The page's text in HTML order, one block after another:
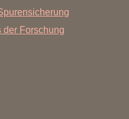
der Forschung